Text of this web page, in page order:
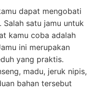
dapat mengobati
satu jamu untuk
kamu coba adalah
ini merupakan
yang praktis.
madu, jeruk nipis,
bahan tersebut